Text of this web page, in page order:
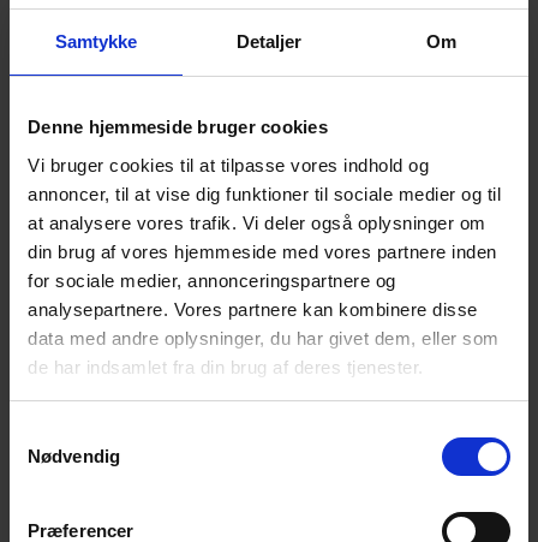
Samtykke Detaljer Om
Denne hjemmeside bruger cookies
Vi bruger cookies til at tilpasse vores indhold og
annoncer, til at vise dig funktioner til sociale medier og til
at analysere vores trafik. Vi deler også oplysninger om
din brug af vores hjemmeside med vores partnere inden
for sociale medier, annonceringspartnere og
analysepartnere. Vores partnere kan kombinere disse
data med andre oplysninger, du har givet dem, eller som
de har indsamlet fra din brug af deres tjenester.
Nødvendig
Præferencer
Den internationale association for
selvmordsforebyggelse (IASP) inviterer dig til at
tænde et lys kl. 20.00 på den 10. september –
Verdensdag for selvmordsforebyggelse
Tænd et lys i
et vindue kl. 20.00
for at vise din støtte
for at mindes en mistet elsket